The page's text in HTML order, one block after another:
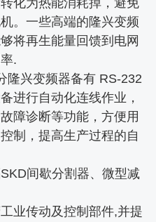
。一些高端的隆兴变频
将再生能量回馈到电网
.
隆兴变频器备有 RS-232
进行自动化连线作业，
障诊断等功能，方便用
制，提高生产过程的自
间歇分割器、微型减
业传动及控制部件,并提